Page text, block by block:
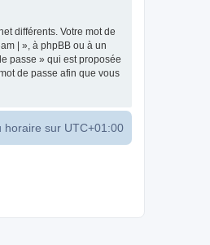
différents. Votre mot de
| », à phpBB ou à un
passe » qui est proposée
de passe afin que vous
horaire sur UTC+01:00